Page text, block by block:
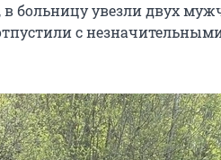
больницу увезли двух
с